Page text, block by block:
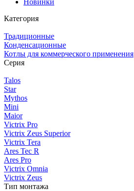
Новинки
Категория
Традиционные
Конденсационные
Котлы для коммерческого применения
Серия
Talos
Star
Mythos
Mini
Maior
Victrix Pro
Victrix Zeus Superior
Victrix Tera
Ares Tec R
Ares Pro
Victrix Omnia
Victrix Zeus
Тип монтажа